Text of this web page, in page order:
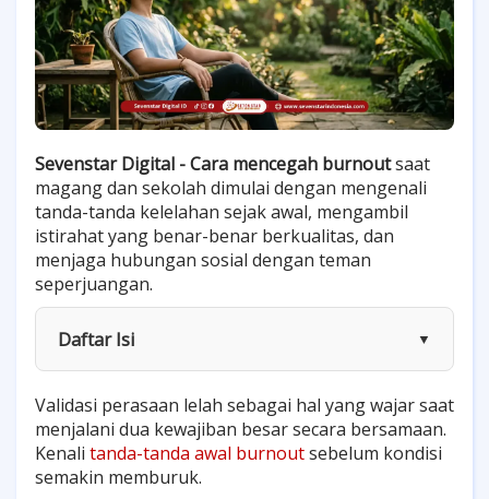
Sevenstar Digital - Cara mencegah burnoutsaat
magang dan sekolah dimulai dengan mengenali
tanda-tanda kelelahan sejak awal, mengambil
istirahat yang benar-benar berkualitas, dan
menjaga hubungan sosial dengan teman
seperjuangan.
Daftar Isi ▼
Validasi perasaan lelah sebagai hal yang wajar saat
menjalani dua kewajiban besar secara bersamaan.
Kenali tanda-tanda awal burnoutsebelum kondisi
semakin memburuk.